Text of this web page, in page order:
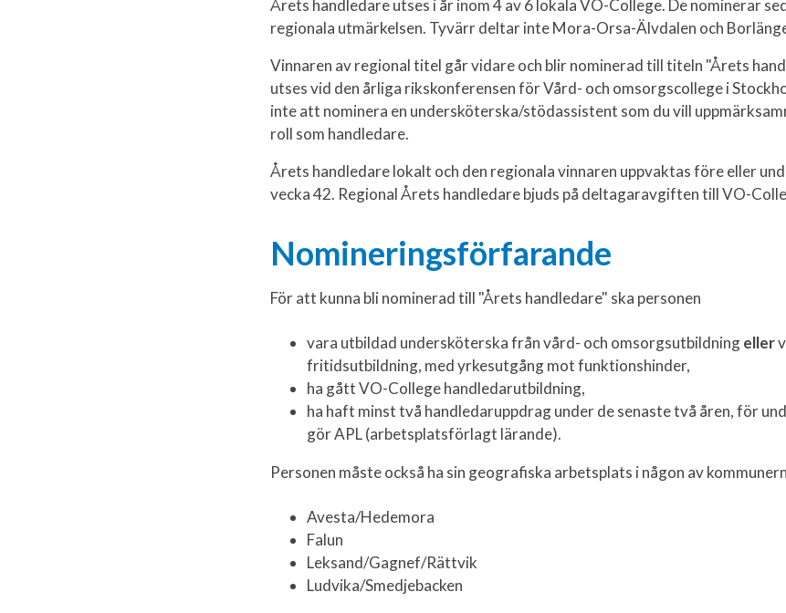
Årets handledare utses i år inom 4 av 6 lokala VO-College. De nominerar
regionala utmärkelsen. Tyvärr deltar inte Mora-Orsa-Älvdalen och
Vinnaren av regional titel går vidare och blir nominerad till titeln "Årets
utses vid den årliga rikskonferensen för Vård- och omsorgscollege i
inte att nominera en undersköterska/stödassistent som du vill
roll som handledare.
Årets handledare lokalt och den regionala vinnaren uppvaktas före eller
vecka 42. Regional Årets handledare bjuds på deltagaravgiften till VO-
Nomineringsförfarande
För att kunna bli nominerad till "Årets handledare" ska personen
vara utbildad undersköterska från vård- och omsorgsutbildningeller
fritidsutbildning, med yrkesutgång mot funktionshinder,
ha gått VO-College handledarutbildning,
ha haft minst två handledaruppdrag under de senaste två åren, för
gör APL (arbetsplatsförlagt lärande).
Personen måste också ha sin geografiska arbetsplats i någon av
Avesta/Hedemora
Falun
Leksand/Gagnef/Rättvik
Ludvika/Smedjebacken